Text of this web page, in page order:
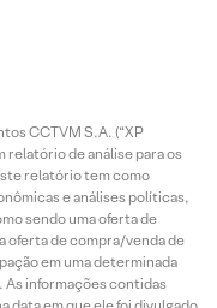
CCTVM S.A. (“XP
relatório de análise para os
relatório tem como
e análises políticas,
sendo uma oferta de
oferta de compra/venda de
em uma determinada
informações contidas